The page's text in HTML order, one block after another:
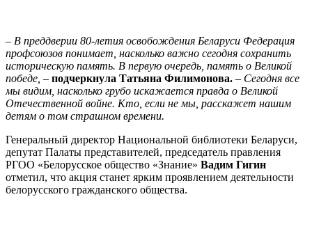
– В преддверии 80-летия освобождения Беларуси Федерация
профсоюзов понимает, насколько важно сегодня сохранить
историческую память. В первую очередь, память о Великой
победе, – подчеркнула Татьяна Филимонова. – Сегодня все
мы видим, насколько грубо искажается правда о Великой
Отечественной войне. Кто, если не мы, расскажет нашим
детям о том страшном времени.
Генеральный директор Национальной библиотеки Беларуси,
депутат Палаты представителей, председатель правления
РГОО «Белорусское общество «Знание» Вадим Гигин
отметил, что акция станет ярким проявлением деятельности
белорусского гражданского общества.